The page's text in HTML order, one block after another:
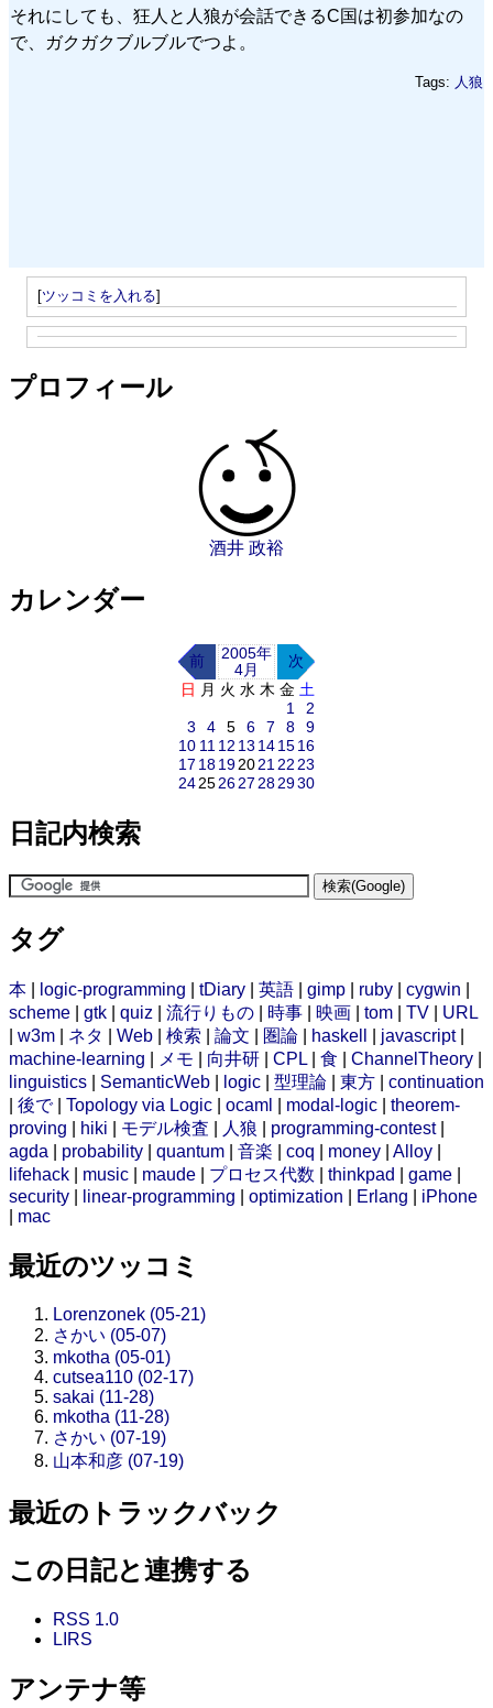
それにしても、狂人と人狼が会話できるC国は初参加なの
で、ガクガクブルブルでつよ。
Tags: 人狼
[ツッコミを入れる]
プロフィール
酒井 政裕
カレンダー
前
2005年
4月
次
日 月 火 水 木 金 土
1
2
3
4 5 6 7 8
9
10 11 12 13 141516
17 18192021 22 23
24252627 282930
日記内検索
タグ
本 logic-programming tDiary 英語 gimp ruby cygwin
scheme
gtk quiz 流行りもの 時事 映画 tom TV
URL
w3m ネタ Web 検索 論文 圏論 haskell javascript|
machine-learning
メモ 向井研 CPL 食 ChannelTheory
linguistics
SemanticWeb logic 型理論 東方
continuation
後で| Topology via Logic ocaml modal-logic
theorem-
proving
hiki モデル検査 人狼 programming-contest|
agda
probability quantum 音楽 coq money Alloy
lifehack
music maude プロセス代数 thinkpad game
security
linear-programming optimization Erlang
iPhone
mac
最近のツッコミ
Lorenzonek (05-21)
さかい (05-07)
mkotha (05-01)
cutsea110 (02-17)
sakai (11-28)
mkotha (11-28)
さかい (07-19)
山本和彦 (07-19)
最近のトラックバック
この日記と連携する
RSS 1.0
LIRS
アンテナ等